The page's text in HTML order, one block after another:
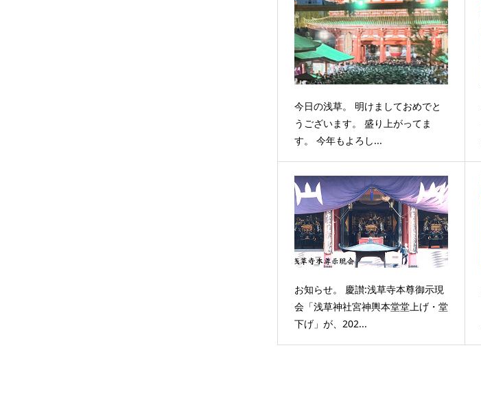
今日の浅草。 明けましておめでと
うございます。 盛り上がってま
す。 今年もよろし...
お知らせ。 慶讃:浅草寺本尊御示現
会「浅草神社宮神輿本堂堂上げ・堂
下げ」が、202...